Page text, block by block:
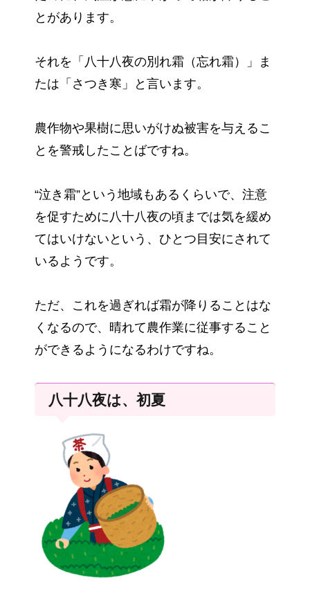
とがあります。
それを「八十八夜の別れ霜（忘れ霜）」ま
たは「さつき寒」と言います。
農作物や果樹に思いがけぬ被害を与えるこ
とを警戒したことばですね。
“泣き霜”という地域もあるくらいで、注意
を促すために八十八夜の頃までは気を緩め
てはいけないという、ひとつ目安にされて
いるようです。
ただ、これを過ぎれば霜が降りることはな
くなるので、晴れて農作業に従事すること
ができるようになるわけですね。
八十八夜は、初夏